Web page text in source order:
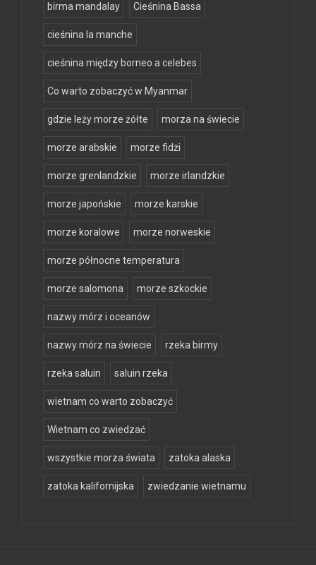
birma mandalay Cieśnina Bassa
cieśnina la manche
cieśnina między borneo a celebes
Co warto zobaczyć w Myanmar
gdzie leży morze żółte morza na świecie
morze arabskie morze fidżi
morze grenlandzkie morze irlandzkie
morze japońskie morze karskie
morze koralowe morze norweskie
morze północne temperatura
morze salomona morze szkockie
nazwy mórz i oceanów
nazwy mórz na świecie rzeka birmy
rzeka saluin saluin rzeka
wietnam co warto zobaczyć
Wietnam co zwiedzać
wszystkie morza świata zatoka alaska
zatoka kalifornijska zwiedzanie wietnamu